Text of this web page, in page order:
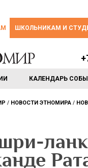
ШКОЛЬНИКАМ И
КАЛЕНДАРЬ
НОВОСТИ ЭТНОМИРА